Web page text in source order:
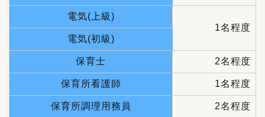
電気(上級)
1名程度
電気(初級)
保育士 2名程度
保育所看護師 1名程度
保育所調理用務員 2名程度